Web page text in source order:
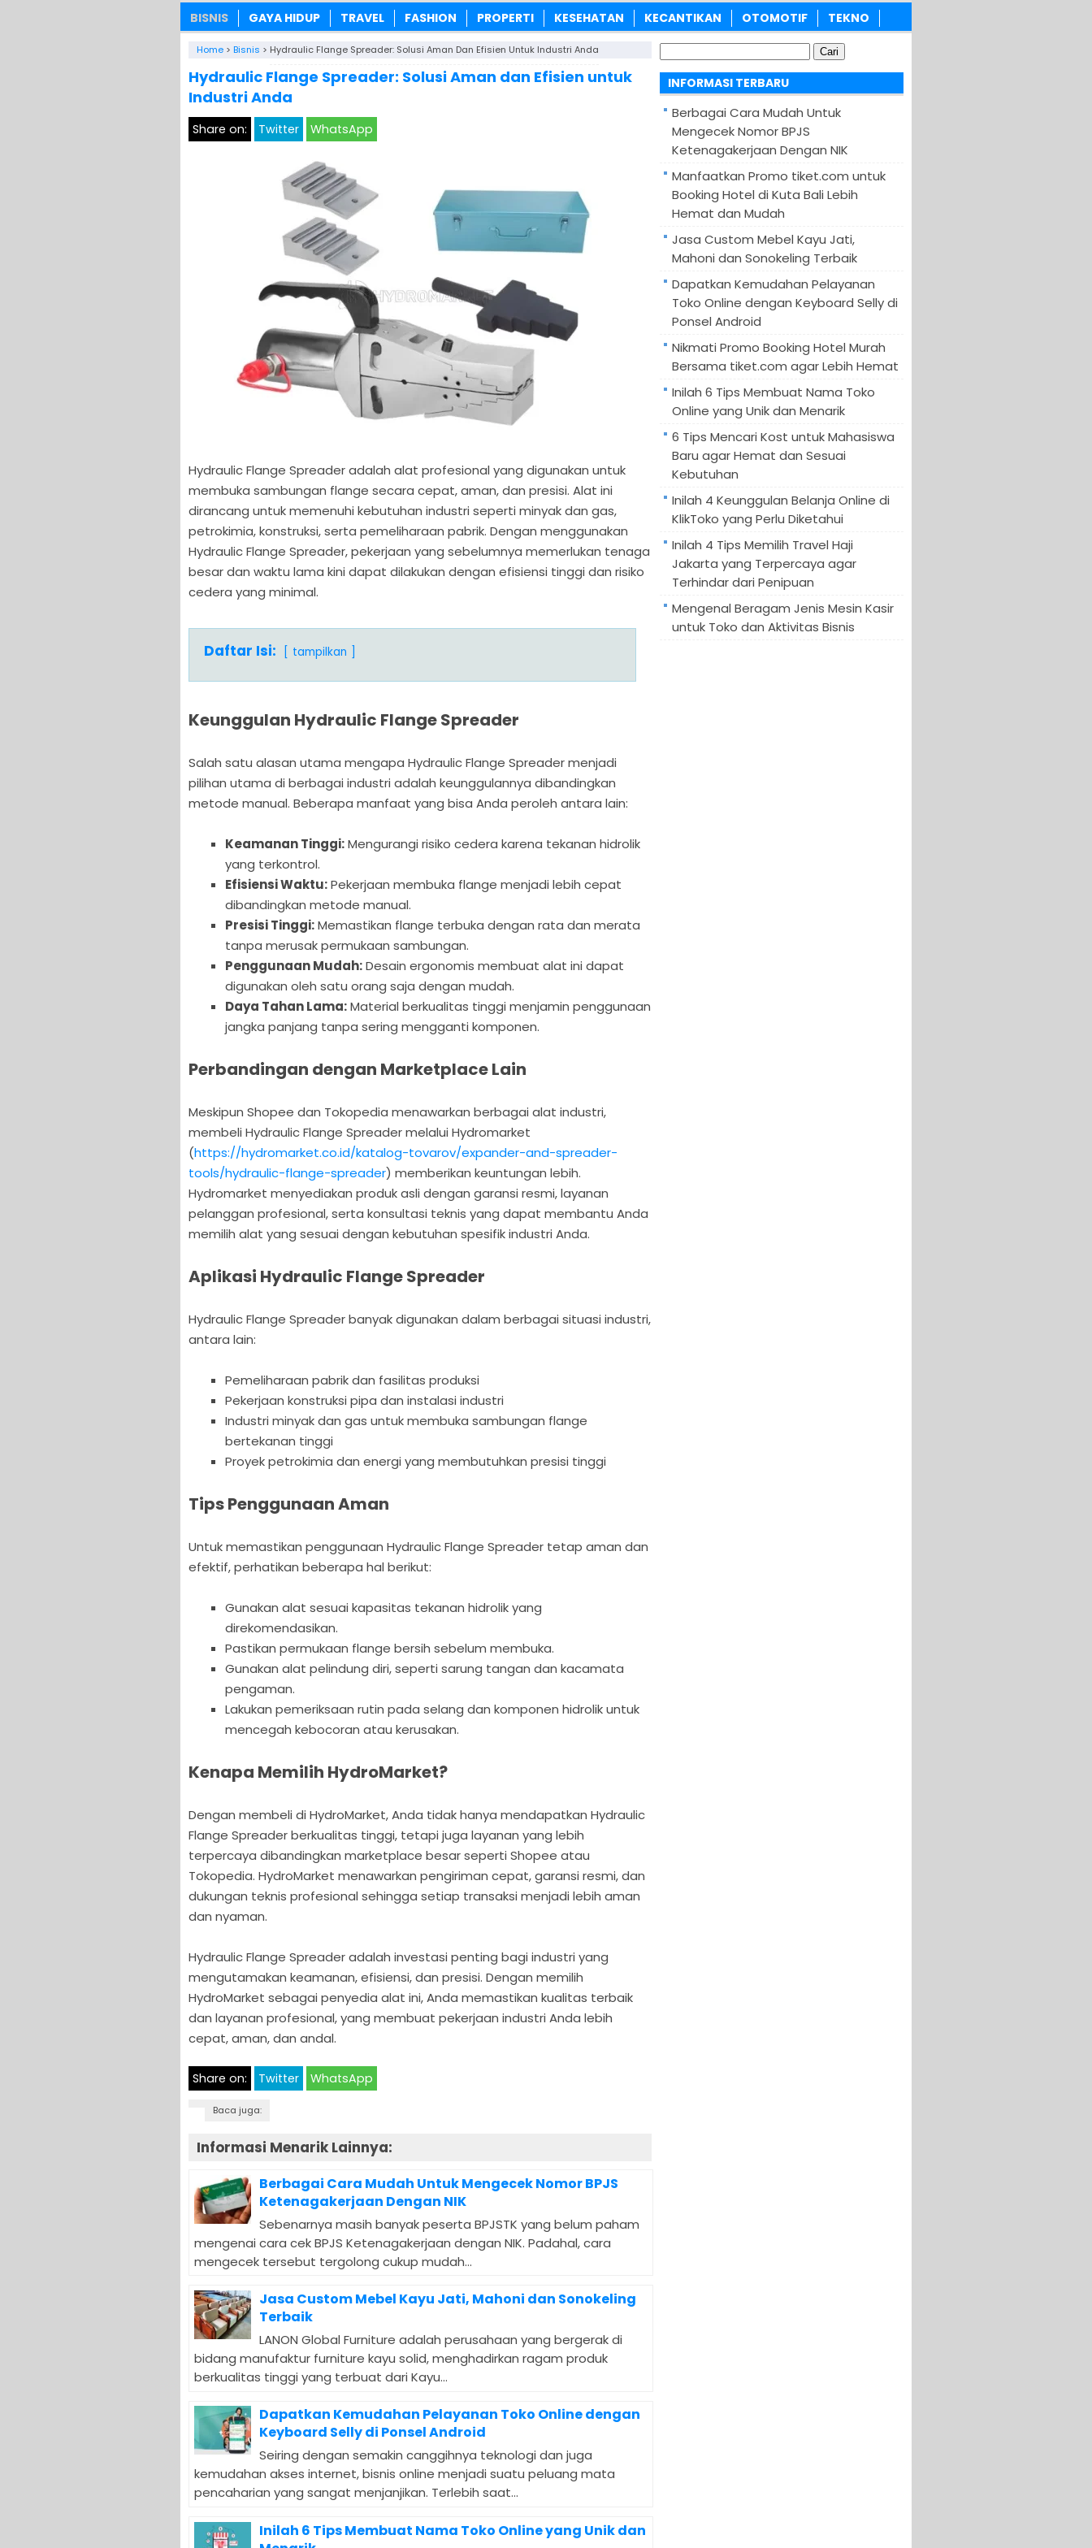
BISNIS GAYA HIDUP TRAVEL FASHION PROPERTI KESEHATAN KECANTIKAN OTOMOTIF TEKNO
Home > Bisnis > Hydraulic Flange Spreader: Solusi Aman Dan Efisien Untuk Industri Anda
Hydraulic Flange Spreader: Solusi Aman dan Efisien untuk
Industri Anda
Share on: Twitter WhatsApp
Hydraulic Flange Spreader adalah alat profesional yang digunakan untuk
membuka sambungan flange secara cepat, aman, dan presisi. Alat ini
dirancang untuk memenuhi kebutuhan industri seperti minyak dan gas,
petrokimia, konstruksi, serta pemeliharaan pabrik. Dengan menggunakan
Hydraulic Flange Spreader, pekerjaan yang sebelumnya memerlukan tenaga
besar dan waktu lama kini dapat dilakukan dengan efisiensi tinggi dan risiko
cedera yang minimal.
Daftar Isi: tampilkan
Keunggulan Hydraulic Flange Spreader
Salah satu alasan utama mengapa Hydraulic Flange Spreader menjadi
pilihan utama di berbagai industri adalah keunggulannya dibandingkan
metode manual. Beberapa manfaat yang bisa Anda peroleh antara lain:
Keamanan Tinggi:Mengurangi risiko cedera karena tekanan hidrolik
yang terkontrol.
Efisiensi Waktu:Pekerjaan membuka flange menjadi lebih cepat
dibandingkan metode manual.
Presisi Tinggi:Memastikan flange terbuka dengan rata dan merata
tanpa merusak permukaan sambungan.
Penggunaan Mudah:Desain ergonomis membuat alat ini dapat
digunakan oleh satu orang saja dengan mudah.
Daya Tahan Lama:Material berkualitas tinggi menjamin penggunaan
jangka panjang tanpa sering mengganti komponen.
Perbandingan dengan Marketplace Lain
Meskipun Shopee dan Tokopedia menawarkan berbagai alat industri,
membeli Hydraulic Flange Spreader melalui Hydromarket
(https://hydromarket.co.id/katalog-tovarov/expander-and-spreader-
tools/hydraulic-flange-spreader) memberikan keuntungan lebih.
Hydromarket menyediakan produk asli dengan garansi resmi, layanan
pelanggan profesional, serta konsultasi teknis yang dapat membantu Anda
memilih alat yang sesuai dengan kebutuhan spesifik industri Anda.
Aplikasi Hydraulic Flange Spreader
Hydraulic Flange Spreader banyak digunakan dalam berbagai situasi industri,
antara lain:
Pemeliharaan pabrik dan fasilitas produksi
Pekerjaan konstruksi pipa dan instalasi industri
Industri minyak dan gas untuk membuka sambungan flange
bertekanan tinggi
Proyek petrokimia dan energi yang membutuhkan presisi tinggi
Tips Penggunaan Aman
Untuk memastikan penggunaan Hydraulic Flange Spreader tetap aman dan
efektif, perhatikan beberapa hal berikut:
Gunakan alat sesuai kapasitas tekanan hidrolik yang
direkomendasikan.
Pastikan permukaan flange bersih sebelum membuka.
Gunakan alat pelindung diri, seperti sarung tangan dan kacamata
pengaman.
Lakukan pemeriksaan rutin pada selang dan komponen hidrolik untuk
mencegah kebocoran atau kerusakan.
Kenapa Memilih HydroMarket?
Dengan membeli di HydroMarket, Anda tidak hanya mendapatkan Hydraulic
Flange Spreader berkualitas tinggi, tetapi juga layanan yang lebih
terpercaya dibandingkan marketplace besar seperti Shopee atau
Tokopedia. HydroMarket menawarkan pengiriman cepat, garansi resmi, dan
dukungan teknis profesional sehingga setiap transaksi menjadi lebih aman
dan nyaman.
Hydraulic Flange Spreader adalah investasi penting bagi industri yang
mengutamakan keamanan, efisiensi, dan presisi. Dengan memilih
HydroMarket sebagai penyedia alat ini, Anda memastikan kualitas terbaik
dan layanan profesional, yang membuat pekerjaan industri Anda lebih
cepat, aman, dan andal.
Share on: Twitter WhatsApp
Baca juga:
Informasi Menarik Lainnya:
Berbagai Cara Mudah Untuk Mengecek Nomor BPJS
Ketenagakerjaan Dengan NIK
Sebenarnya masih banyak peserta BPJSTK yang belum paham
mengenai cara cek BPJS Ketenagakerjaan dengan NIK. Padahal, cara
mengecek tersebut tergolong cukup mudah...
Jasa Custom Mebel Kayu Jati, Mahoni dan Sonokeling
Terbaik
LANON Global Furniture adalah perusahaan yang bergerak di
bidang manufaktur furniture kayu solid, menghadirkan ragam produk
berkualitas tinggi yang terbuat dari Kayu...
Dapatkan Kemudahan Pelayanan Toko Online dengan
Keyboard Selly di Ponsel Android
Seiring dengan semakin canggihnya teknologi dan juga
kemudahan akses internet, bisnis online menjadi suatu peluang mata
pencaharian yang sangat menjanjikan. Terlebih saat...
Inilah 6 Tips Membuat Nama Toko Online yang Unik dan
untuk:
INFORMASI TERBARU
Berbagai Cara Mudah Untuk
Mengecek Nomor BPJS
Ketenagakerjaan Dengan NIK
Manfaatkan Promo tiket.com untuk
Booking Hotel di Kuta Bali Lebih
Hemat dan Mudah
Jasa Custom Mebel Kayu Jati,
Mahoni dan Sonokeling Terbaik
Dapatkan Kemudahan Pelayanan
Toko Online dengan Keyboard Selly di
Ponsel Android
Nikmati Promo Booking Hotel Murah
Bersama tiket.com agar Lebih Hemat
Inilah 6 Tips Membuat Nama Toko
Online yang Unik dan Menarik
6 Tips Mencari Kost untuk Mahasiswa
Baru agar Hemat dan Sesuai
Kebutuhan
Inilah 4 Keunggulan Belanja Online di
KlikToko yang Perlu Diketahui
Inilah 4 Tips Memilih Travel Haji
Jakarta yang Terpercaya agar
Terhindar dari Penipuan
Mengenal Beragam Jenis Mesin Kasir
untuk Toko dan Aktivitas Bisnis